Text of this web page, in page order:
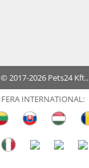
© 2017-2026 Pets24 Kft..
FERA INTERNATIONAL: